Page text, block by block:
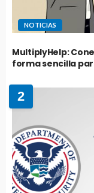
NOTICIAS
MultiplyHelp:
forma sencilla
2